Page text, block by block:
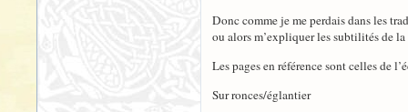
Donc comme je me perdais dans les
ou alors m’expliquer les subtilités de
Les pages en référence sont celles de
Sur ronces/églantier